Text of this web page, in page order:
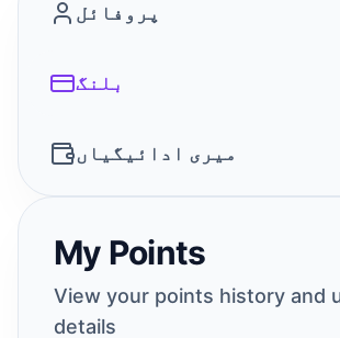
پروفائل
بلنگ
میری ادائیگیاں
My Points
View your points history and
details